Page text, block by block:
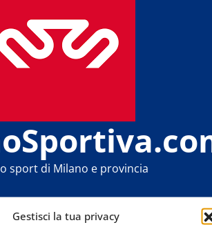
Gestisci la tua privacy
sport di Milano e provincia